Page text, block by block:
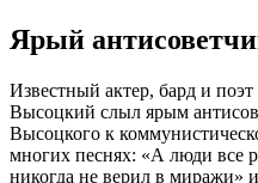
Ярый
Известный актер, бард и
Высоцкий слыл ярым
Высоцкого к
многих песнях: «А люди все
никогда не верил в миражи»